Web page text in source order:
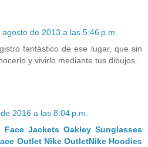
agosto de 2013 a las 5:46 p.m.
fantástico de ese lugar, que sin
y vivirlo mediante tus dibujos.
2016 a las 8:04 p.m.
Face Jackets Oakley Sunglasses
Outlet Nike OutletNike Hoodies